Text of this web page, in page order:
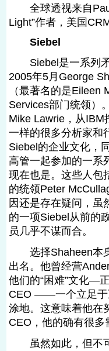
全球透视来自Paul
Light”作者，美国
Siebel
Siebel是一系列矛
2005年5月George
（最著名的是
Services部门统领）
Mike Lawrie，从IBM
一样的很多分析家和
Siebel的企业文化，
高管一起参加的一系
现在也是。这些人包
的统领Peter
因还是存在疑问，虽
的一项Siebel从前的
员几乎不谋而合
选择Shaheen本身
出名。他曾经营
他们的“困难”文化—
CEO ——一个立足于
涂地。这意味着他
CEO，他的确有很
虽然如此，但不可